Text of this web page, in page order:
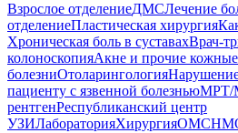
Взрослое отделениеДМСЛечение
отделениеПластическая хирургия
Хроническая боль в суставахВрач-
колоноскопияАкне и прочие кожные
болезниОтоларингология
пациенту с язвенной болезньюМРТ/
рентгенРеспубликанский центр
УЗИЛабораторияХирургияОМС